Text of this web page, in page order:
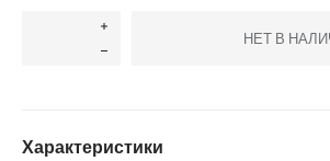
НЕТ В
Характеристики